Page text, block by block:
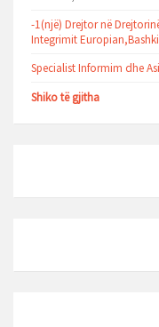
-1(një) Drejtor në
Integrimit
Specialist Informim dhe
Shiko të gjitha